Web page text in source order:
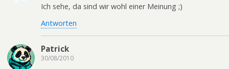
Ich sehe, da sind wir wohl einer Meinung ;)
Antworten
Patrick
30/08/2010